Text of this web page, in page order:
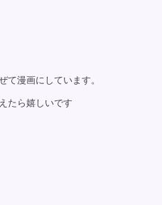
て漫画にしています。
たら嬉しいです